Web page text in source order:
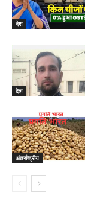
देश
देश
अंतर्राष्ट्रीय